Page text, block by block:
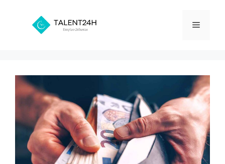
contenido
Menú